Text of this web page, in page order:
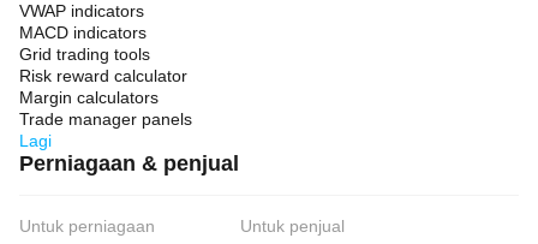
VWAP indicators
MACD indicators
Grid trading tools
Risk reward calculator
Margin calculators
Trade manager panels
Lagi
Perniagaan & penjual
Untuk perniagaan
Untuk penjual